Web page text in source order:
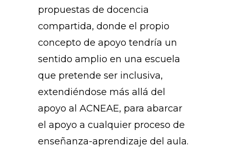
propuestas de docencia
compartida, donde el propio
concepto de apoyo tendría un
sentido amplio en una escuela
que pretende ser inclusiva,
extendiéndose más allá del
apoyo al ACNEAE, para abarcar
el apoyo a cualquier proceso de
enseñanza-aprendizaje del aula.